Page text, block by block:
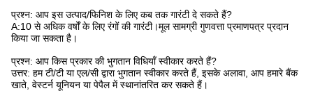
प्रश्न: आप इस उत्पाद/फिनिश के लिए कब तक गारंटी दे सकते हैं?
A:10 से अधिक वर्षों के लिए रंगों की गारंटी।मूल सामग्री गुणवत्ता प्रमाणपत्र प्रदान
किया जा सकता है।
प्रश्न: आप किस प्रकार की भुगतान विधियाँ स्वीकार करते हैं?
उत्तर: हम टी/टी या एल/सी द्वारा भुगतान स्वीकार करते हैं, इसके अलावा, आप हमारे बैंक
खाते, वेस्टर्न यूनियन या पेपैल में स्थानांतरित कर सकते हैं।